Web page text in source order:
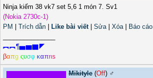
Ninja kiếm 38 vk7 set 5,6 1 món 7. Sv1
(Nokia 2730c-1)
PM
Trích dẫn Like bài viết| Sửa| Xóa| Báo cáo
︻︻¶▅▆▇◤
βαπg ςυσφ καπrιs
Mikityle (Off) ♂️